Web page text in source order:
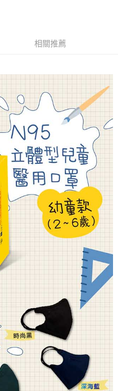
」後，將跳轉至「AFTEE先享後付」
款，方視為交易完成。
繳費，但若您需要取消訂單，請聯絡
付 」之結帳頁面顯示為準，若有關於
相關疑問，請聯繫「AFTEE先享後付
support/home
之「AFTEE先享後付」服務完成之交
資料，並將交易相關給付款項請求債
以下網址：
代理人或監護人之同意方可使用
辦者引起之損失，本公司不負相關責
依據個別帳號之用戶狀況，依本公司即
額度不足之情形，本公司將視審查結果
資訊註冊。若發現惡意使用之情形，
用戶之使用額度並採取法律行動。
)免運費
勿選擇一般宅配，請點選其他選項
)免運費
送方式，偏遠地區可參照『首頁→
相關推薦